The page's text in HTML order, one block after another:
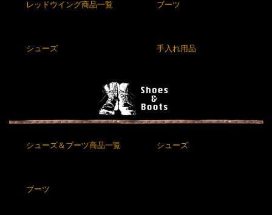
レッドウイング商品一覧 ブーツ
シューズ 手入れ用品
シューズ＆ブーツ商品一覧 シューズ
ブーツ